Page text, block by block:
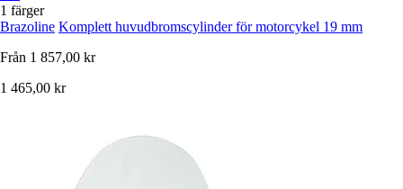
1 färger
Brazoline Komplett huvudbromscylinder för motorcykel 19 mm
Från 1 857,00 kr
1 465,00 kr